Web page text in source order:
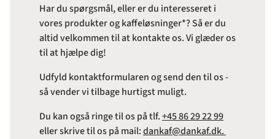
Har du spørgsmål, eller er du interesseret i
vores produkter og kaffeløsninger*? Så er du
altid velkommen til at kontakte os. Vi glæder os
til at hjælpe dig!
Udfyld kontaktformularen og send den til os -
så vender vi tilbage hurtigst muligt.
Du kan også ringe til os på tlf.+45 86 29 22 99
eller skrive til os på mail:dankaf@dankaf.dk.